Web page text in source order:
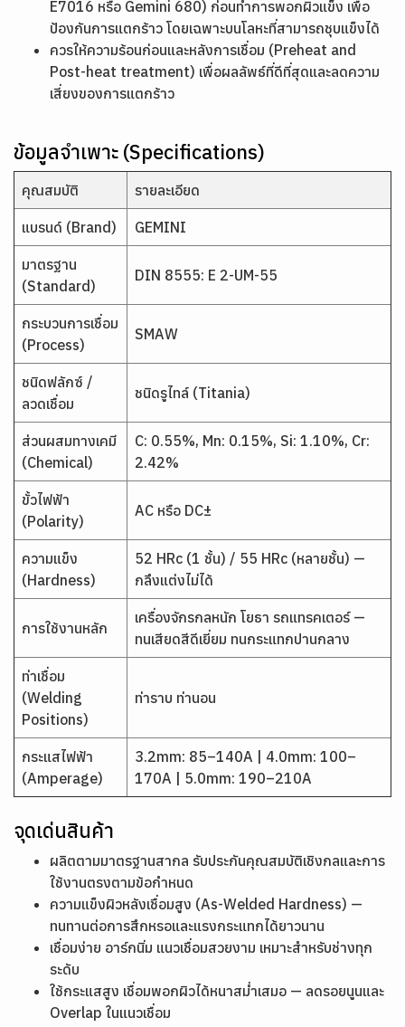
E7016 หรือ Gemini 680) ก่อนทำการพอกผิวแข็ง เพื่อ
ป้องกันการแตกร้าว โดยเฉพาะบนโลหะที่สามารถชุบแข็งได้
ควรให้ความร้อนก่อนและหลังการเชื่อม (Preheat and
Post-heat treatment) เพื่อผลลัพธ์ที่ดีที่สุดและลดความ
เสี่ยงของการแตกร้าว
ข้อมูลจำเพาะ (Specifications)
คุณสมบัติ รายละเอียด
แบรนด์ (Brand) GEMINI
มาตรฐาน
(Standard)
DIN 8555: E 2-UM-55
กระบวนการเชื่อม
(Process)
SMAW
ชนิดฟลักซ์ /
ลวดเชื่อม
ชนิดรูไทล์ (Titania)
ส่วนผสมทางเคมี
(Chemical)
C: 0.55%, Mn: 0.15%, Si: 1.10%, Cr:
2.42%
ขั้วไฟฟ้า
(Polarity)
AC หรือ DC±
ความแข็ง
(Hardness)
52 HRc (1 ชั้น) / 55 HRc (หลายชั้น) —
กลึงแต่งไม่ได้
การใช้งานหลัก
เครื่องจักรกลหนัก โยธา รถแทรคเตอร์ —
ทนเสียดสีดีเยี่ยม ทนกระแทกปานกลาง
ท่าเชื่อม
(Welding
Positions)
ท่าราบ ท่านอน
กระแสไฟฟ้า
(Amperage)
3.2mm: 85–140A | 4.0mm: 100–
170A | 5.0mm: 190–210A
จุดเด่นสินค้า
ผลิตตามมาตรฐานสากล รับประกันคุณสมบัติเชิงกลและการ
ใช้งานตรงตามข้อกำหนด
ความแข็งผิวหลังเชื่อมสูง (As-Welded Hardness) —
ทนทานต่อการสึกหรอและแรงกระแทกได้ยาวนาน
เชื่อมง่าย อาร์กนิ่ม แนวเชื่อมสวยงาม เหมาะสำหรับช่างทุก
ระดับ
ใช้กระแสสูง เชื่อมพอกผิวได้หนาสม่ำเสมอ — ลดรอยนูนและ
Overlap ในแนวเชื่อม